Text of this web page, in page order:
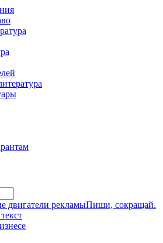
двигатели рекламыПиши, сокращай.